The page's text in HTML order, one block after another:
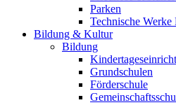
Parken
Technische
Bildung & Kultur
Bildung
Grundschulen
Förderschule